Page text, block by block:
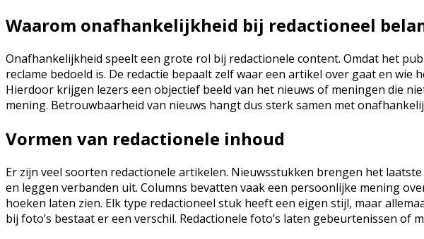
Waarom onafhankelijkheid bij redactioneel
Onafhankelijkheid speelt een grote rol bij redactionele content. Omdat het
reclame bedoeld is. De redactie bepaalt zelf waar een artikel over gaat en
Hierdoor krijgen lezers een objectief beeld van het nieuws of meningen die
mening. Betrouwbaarheid van nieuws hangt dus sterk samen met
Vormen van redactionele inhoud
Er zijn veel soorten redactionele artikelen. Nieuwsstukken brengen het
en leggen verbanden uit. Columns bevatten vaak een persoonlijke mening
hoeken laten zien. Elk type redactioneel stuk heeft een eigen stijl, maar
bij foto’s bestaat er een verschil. Redactionele foto’s laten gebeurtenissen